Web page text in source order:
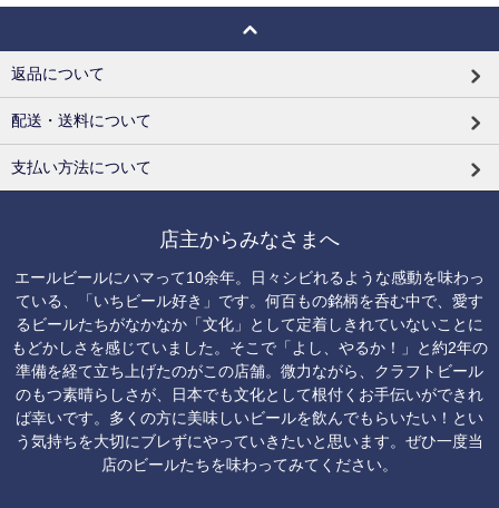
返品について
配送・送料について
支払い方法について
店主からみなさまへ
エールビールにハマって10余年。日々シビれるような感動を味わっ
ている、「いちビール好き」です。何百もの銘柄を呑む中で、愛す
るビールたちがなかなか「文化」として定着しきれていないことに
もどかしさを感じていました。そこで「よし、やるか！」と約2年の
準備を経て立ち上げたのがこの店舗。微力ながら、クラフトビール
のもつ素晴らしさが、日本でも文化として根付くお手伝いができれ
ば幸いです。多くの方に美味しいビールを飲んでもらいたい！とい
う気持ちを大切にブレずにやっていきたいと思います。ぜひ一度当
店のビールたちを味わってみてください。